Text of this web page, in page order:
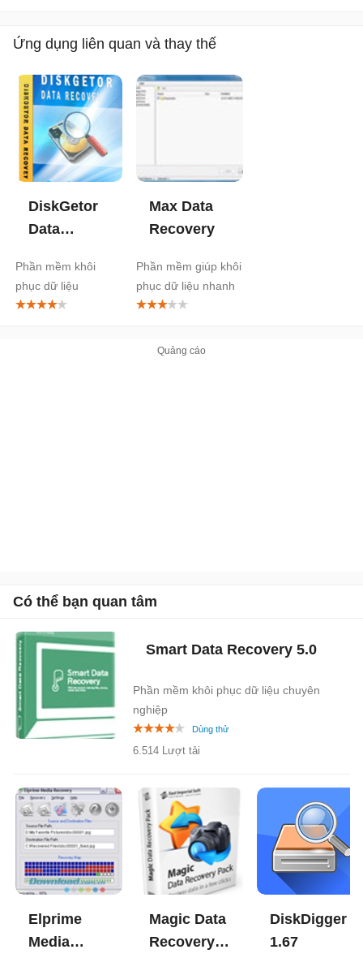
Ứng dụng liên quan và thay thế
DiskGetor
Data
Phần mềm khôi
phục dữ liệu
Max Data
Recovery
Phần mềm giúp khôi
phục dữ liệu nhanh
chóng
Có thể bạn quan tâm
Smart Data Recovery 5.0
Phần mềm khôi phục dữ liệu chuyên
nghiệp
6.514 Lượt tải
Elprime
Media
Magic Data
Recovery
DiskDigger
1.67